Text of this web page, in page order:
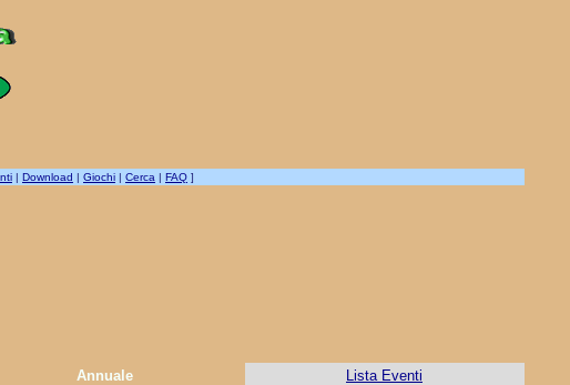
| Download | Giochi | Cerca | FAQ ]
Annuale Lista Eventi